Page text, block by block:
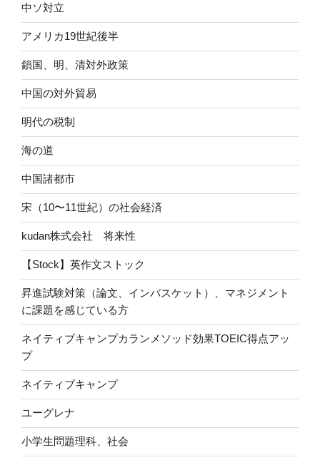
中ソ対立
アメリカ19世紀後半
鎖国、明、清対外政策
中国の対外貿易
明代の税制
海の道
中国諸都市
宋（10〜11世紀）の社会経済
kudan株式会社 将来性
【Stock】英作文ストック
昇進試験対策（論文、インバスケット）、マネジメント
に課題を感じている方
ネイティブキャンプカランメソッド効果TOEIC得点アッ
プ
ネイティブキャンプ
ユーグレナ
小学生問題理科、社会